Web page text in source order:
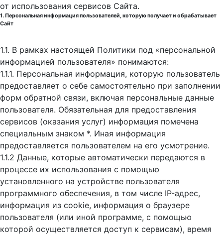
от использования сервисов Сайта.
1. Персональная информация пользователей, которую получает и обрабатывает
Сайт
1.1. В рамках настоящей Политики под «персональной
информацией пользователя» понимаются:
1.1.1. Персональная информация, которую пользователь
предоставляет о себе самостоятельно при заполнении
форм обратной связи, включая персональные данные
пользователя. Обязательная для предоставления
сервисов (оказания услуг) информация помечена
специальным знаком *. Иная информация
предоставляется пользователем на его усмотрение.
1.1.2 Данные, которые автоматически передаются в
процессе их использования с помощью
установленного на устройстве пользователя
программного обеспечения, в том числе IP-адрес,
информация из cookie, информация о браузере
пользователя (или иной программе, с помощью
которой осуществляется доступ к cервисам), время